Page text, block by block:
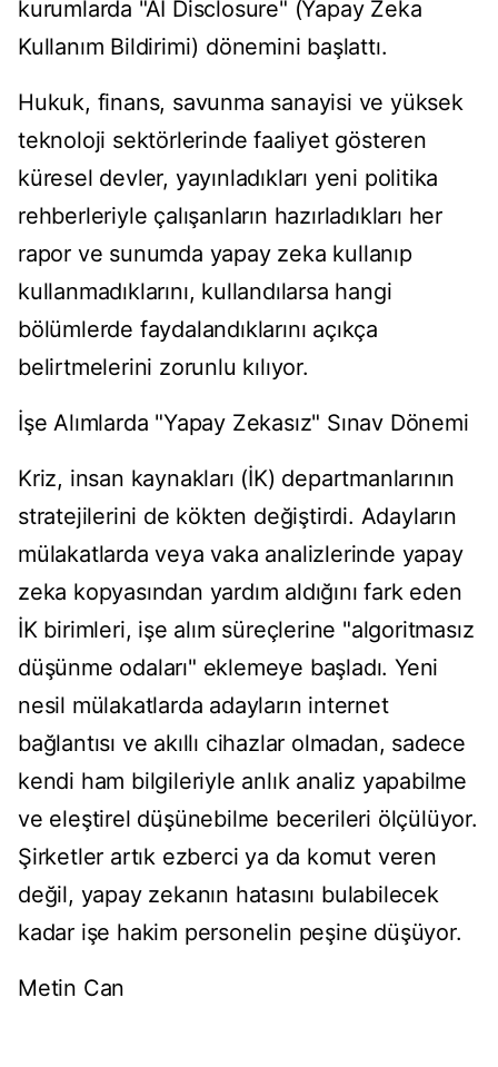
kurumlarda "AI Disclosure" (Yapay Zeka
Kullanım Bildirimi) dönemini başlattı.
Hukuk, finans, savunma sanayisi ve yüksek
teknoloji sektörlerinde faaliyet gösteren
küresel devler, yayınladıkları yeni politika
rehberleriyle çalışanların hazırladıkları her
rapor ve sunumda yapay zeka kullanıp
kullanmadıklarını, kullandılarsa hangi
bölümlerde faydalandıklarını açıkça
belirtmelerini zorunlu kılıyor.
İşe Alımlarda "Yapay Zekasız" Sınav Dönemi
Kriz, insan kaynakları (İK) departmanlarının
stratejilerini de kökten değiştirdi. Adayların
mülakatlarda veya vaka analizlerinde yapay
zeka kopyasından yardım aldığını fark eden
İK birimleri, işe alım süreçlerine "algoritmasız
düşünme odaları" eklemeye başladı. Yeni
nesil mülakatlarda adayların internet
bağlantısı ve akıllı cihazlar olmadan, sadece
kendi ham bilgileriyle anlık analiz yapabilme
ve eleştirel düşünebilme becerileri ölçülüyor.
Şirketler artık ezberci ya da komut veren
değil, yapay zekanın hatasını bulabilecek
kadar işe hakim personelin peşine düşüyor.
Metin Can